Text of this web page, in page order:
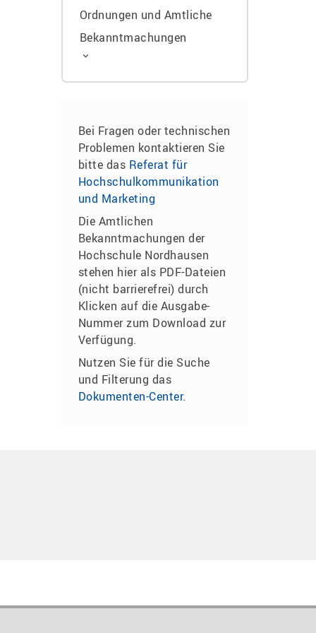
Ordnungen und Amtliche
Bekanntmachungen
Bei Fragen oder technischen
Problemen kontaktieren Sie
bitte das Referat für
Hochschulkommunikation
und Marketing
Die Amtlichen
Bekanntmachungen der
Hochschule Nordhausen
stehen hier als PDF-Dateien
(nicht barrierefrei) durch
Klicken auf die Ausgabe-
Nummer zum Download zur
Verfügung.
Nutzen Sie für die Suche
und Filterung das
Dokumenten-Center.